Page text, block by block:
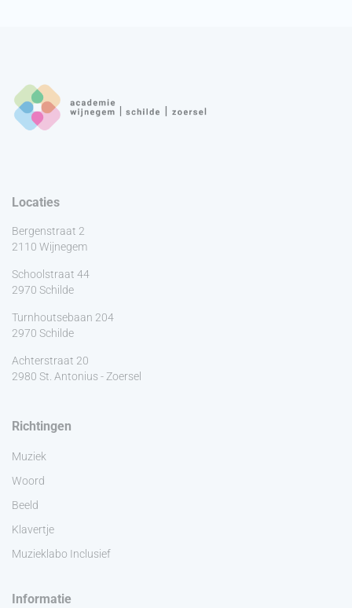
Locaties
Bergenstraat 2
2110 Wijnegem
Schoolstraat 44
2970 Schilde
Turnhoutsebaan 204
2970 Schilde
Achterstraat 20
2980 St. Antonius - Zoersel
Richtingen
Muziek
Woord
Beeld
Klavertje
Muzieklabo Inclusief
Informatie